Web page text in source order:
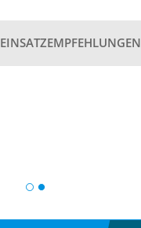
EINSATZEMPFEHLUNGEN